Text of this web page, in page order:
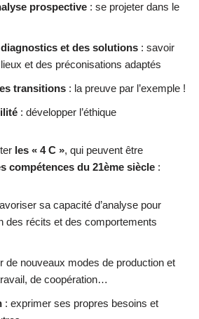
prospective : se projeter dans le
et des solutions : savoir
et des préconisations adaptés
transitions : la preuve par l’exemple !
: développer l’éthique
les « 4 C », qui peuvent être
compétences du 21ème siècle :
sa capacité d’analyse pour
des récits et des comportements
de nouveaux modes de production et
de coopération…
: exprimer ses propres besoins et